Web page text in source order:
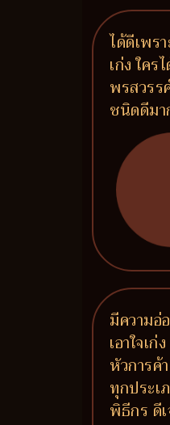
ได้ดีเพร
เก่ง ใค
พรสวรร
ชนิดดีมา
มีความอ่
เอาใจเ
หัวการค้
ทุกประเ
พิธีกร ดี